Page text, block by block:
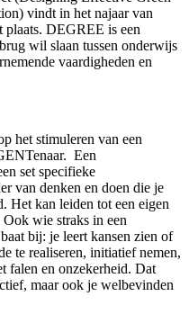
vindt in het najaar van
plaats. DEGREE is een
wil slaan tussen onderwijs
vaardigheden en
het stimuleren van een
Een
set specifieke
van denken en doen die je
Het kan leiden tot een eigen
wie straks in een
bij: je leert kansen zien of
te realiseren, initiatief nemen,
falen en onzekerheid. Dat
maar ook je welbevinden